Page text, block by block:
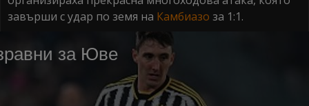
завърши с удар по земя на Камбиазо за 1:1.